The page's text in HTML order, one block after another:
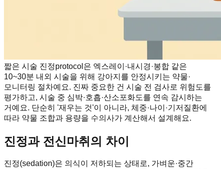
짧은 시술 진정protocol은 엑스레이·내시경·봉합 같은
10~30분 내외 시술을 위해 강아지를 안정시키는 약물·
모니터링 절차예요. 진짜 중요한 건 시술 전 검사로 위험도를
평가하고, 시술 중 심박·호흡·산소포화도를 연속 감시하는
거예요. 단순히 '재우는 것'이 아니라, 체중·나이·기저질환에
따라 약물 조합과 용량을 수의사가 계산해서 설계해요.
진정과 전신마취의 차이
진정(sedation)은 의식이 저하되는 상태로, 가벼운·중간